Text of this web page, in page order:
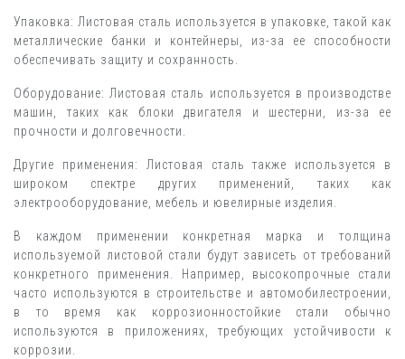
Упаковка: Листовая сталь используется в упаковке, такой как
металлические банки и контейнеры, из-за ее способности
обеспечивать защиту и сохранность.
Оборудование: Листовая сталь используется в производстве
машин, таких как блоки двигателя и шестерни, из-за ее
прочности и долговечности.
Другие применения: Листовая сталь также используется в
широком спектре других применений, таких как
электрооборудование, мебель и ювелирные изделия.
В каждом применении конкретная марка и толщина
используемой листовой стали будут зависеть от требований
конкретного применения. Например, высокопрочные стали
часто используются в строительстве и автомобилестроении,
в то время как коррозионностойкие стали обычно
используются в приложениях, требующих устойчивости к
коррозии.